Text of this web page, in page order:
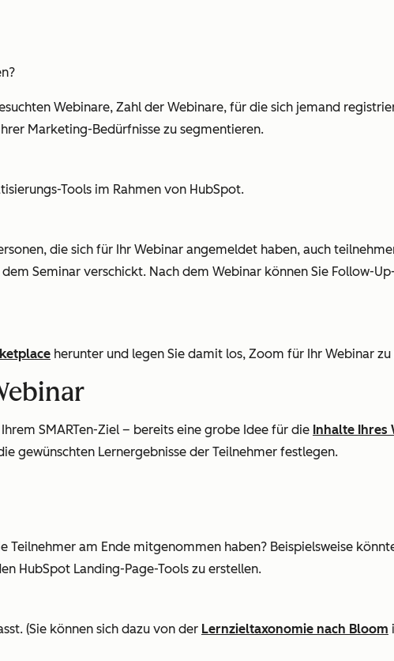
Webinare, Zahl der Webinare, für die sich jemand
Marketing-Bedürfnisse zu segmentieren.
Tools im Rahmen von HubSpot.
die sich für Ihr Webinar angemeldet haben, auch
Seminar verschickt. Nach dem Webinar können Sie Follow-
herunter und legen Sie damit los, Zoom für Ihr Webinar zu
SMARTen-Ziel – bereits eine grobe Idee für die Inhalte Ihres
gewünschten Lernergebnisse der Teilnehmer festlegen.
Teilnehmer am Ende mitgenommen haben? Beispielsweise
HubSpot Landing-Page-Tools zu erstellen.
(Sie können sich dazu von der Lernzieltaxonomie nach Bloom